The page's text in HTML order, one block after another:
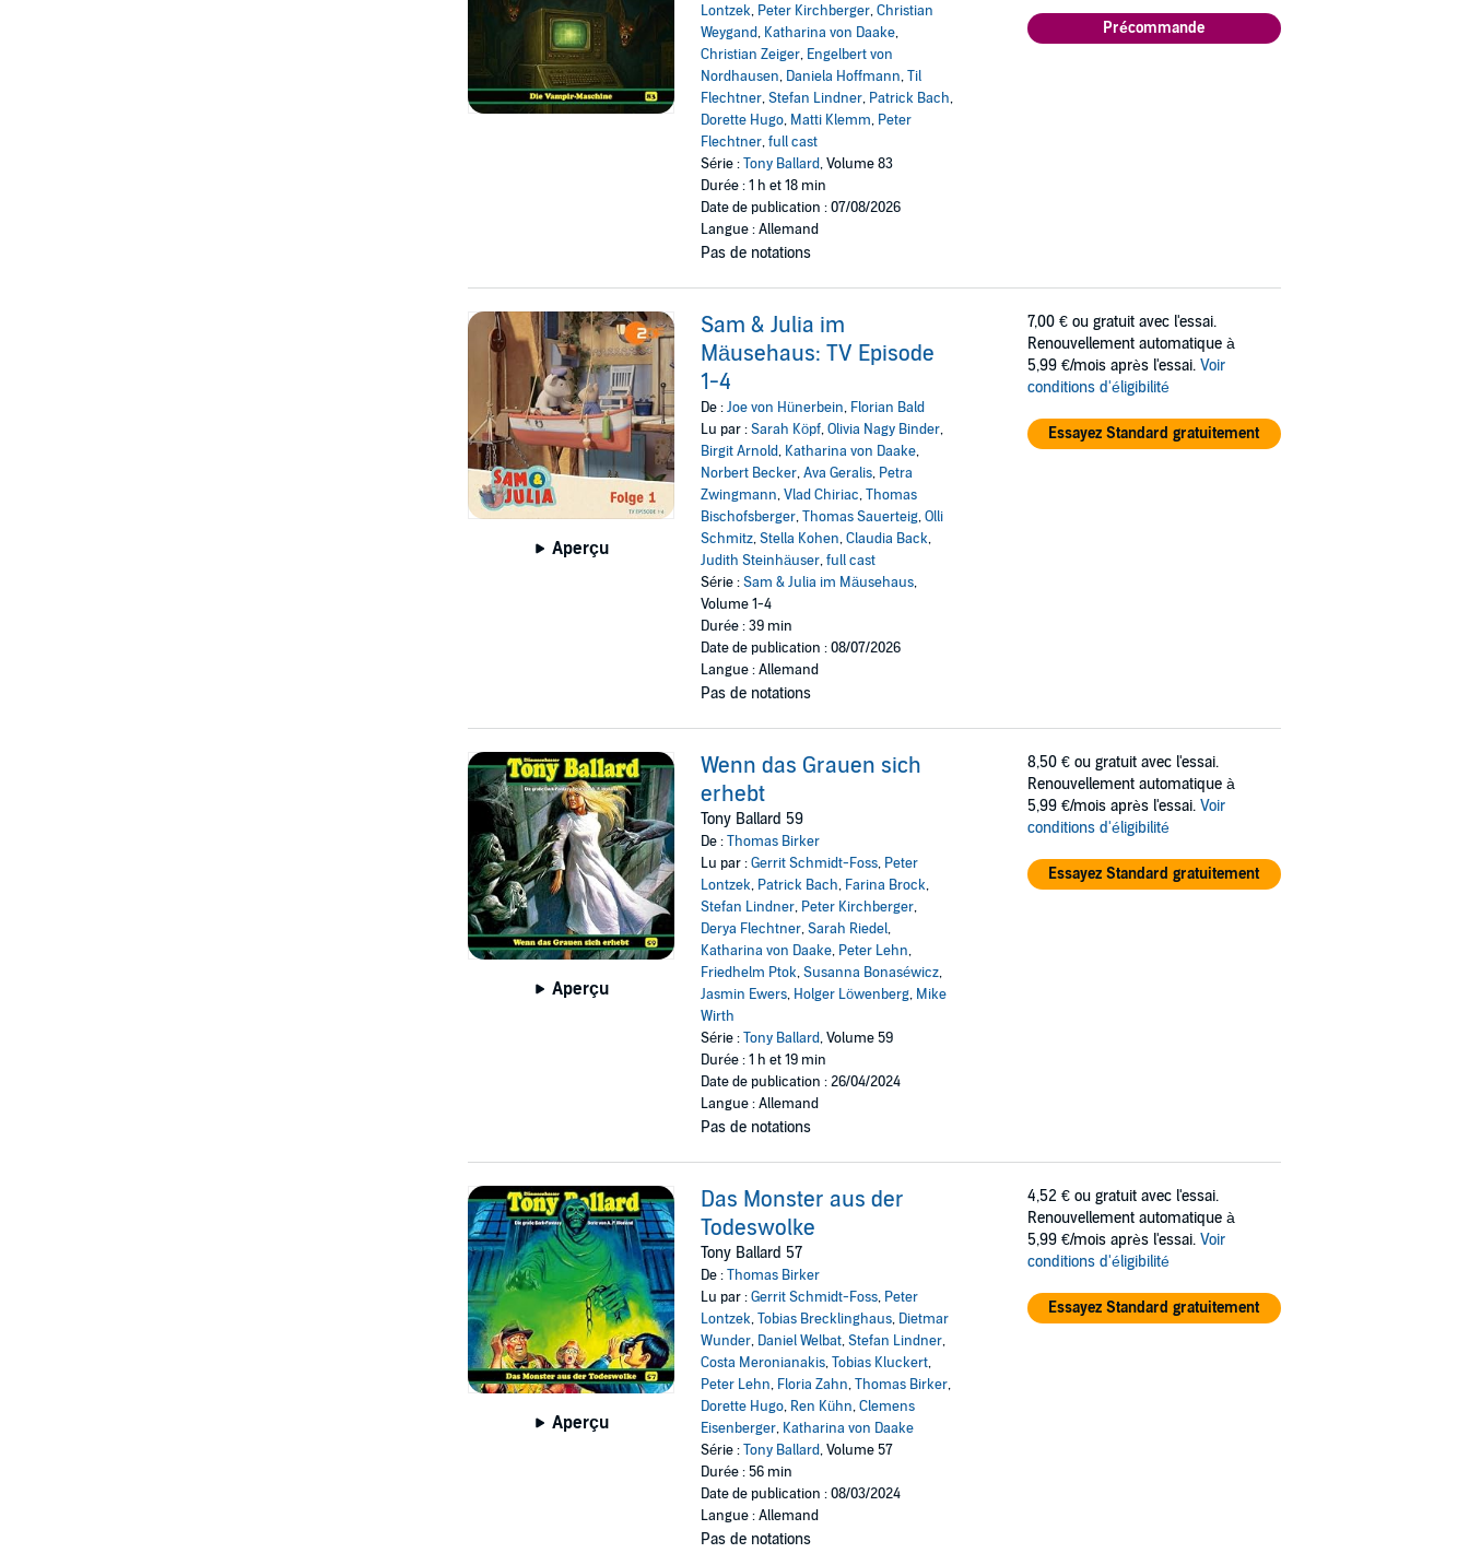
Lontzek, Peter Kirchberger,Christian
Weygand, Katharina von Daake,
Christian Zeiger, Engelbert von
Nordhausen, Daniela Hoffmann,Til
Flechtner,Stefan Lindner, Patrick Bach,
Dorette Hugo, Matti Klemm, Peter
Flechtner,full cast
Série :Tony Ballard, Volume 83
Durée : 1 h et 18 min
Date de publication : 07/08/2026
Langue : Allemand
Pas de notations
Précommande
Aperçu
Sam & Julia im
Mäusehaus: TV Episode
1-4
De :Joe von Hünerbein, Florian Bald
Lu par :Sarah Köpf,Olivia Nagy Binder,
Birgit Arnold, Katharina von Daake,
Norbert Becker,Ava Geralis, Petra
Zwingmann,Vlad Chiriac,Thomas
Bischofsberger,Thomas Sauerteig,Olli
Schmitz,Stella Kohen,Claudia Back,
Judith Steinhäuser,full cast
Série :Sam & Julia im Mäusehaus,
Volume 1-4
Durée : 39 min
Date de publication : 08/07/2026
Langue : Allemand
Pas de notations
7,00 € ou gratuit avec l'essai.
Renouvellement automatique à
5,99 €/mois après l'essai. Voir
conditions d'éligibilité
Essayez Standard gratuitement
Aperçu
Wenn das Grauen sich
erhebt
Tony Ballard 59
De :Thomas Birker
Lu par :Gerrit Schmidt-Foss, Peter
Lontzek, Patrick Bach, Farina Brock,
Stefan Lindner, Peter Kirchberger,
Derya Flechtner,Sarah Riedel,
Katharina von Daake, Peter Lehn,
Friedhelm Ptok,Susanna Bonaséwicz,
Jasmin Ewers, Holger Löwenberg, Mike
Wirth
Série :Tony Ballard, Volume 59
Durée : 1 h et 19 min
Date de publication : 26/04/2024
Langue : Allemand
Pas de notations
8,50 € ou gratuit avec l'essai.
Renouvellement automatique à
5,99 €/mois après l'essai. Voir
conditions d'éligibilité
Essayez Standard gratuitement
Aperçu
Das Monster aus der
Todeswolke
Tony Ballard 57
De :Thomas Birker
Lu par :Gerrit Schmidt-Foss, Peter
Lontzek,Tobias Brecklinghaus, Dietmar
Wunder, Daniel Welbat,Stefan Lindner,
Costa Meronianakis,Tobias Kluckert,
Peter Lehn, Floria Zahn,Thomas Birker,
Dorette Hugo, Ren Kühn,Clemens
Eisenberger, Katharina von Daake
Série :Tony Ballard, Volume 57
Durée : 56 min
Date de publication : 08/03/2024
Langue : Allemand
Pas de notations
4,52 € ou gratuit avec l'essai.
Renouvellement automatique à
5,99 €/mois après l'essai. Voir
conditions d'éligibilité
Essayez Standard gratuitement